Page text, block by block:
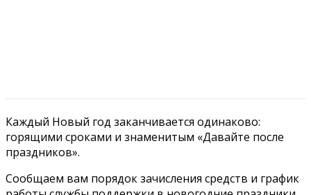
Каждый Новый год заканчивается одинаково:
горящими сроками и знаменитым «‎Давайте после
праздников».
Сообщаем вам порядок зачисления средств и график